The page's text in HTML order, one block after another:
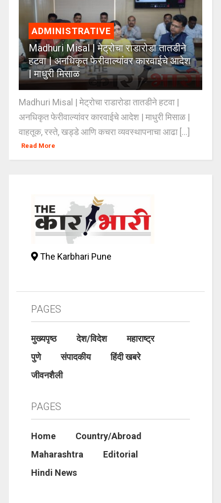
ADMINISTRATIVE
Madhuri Misal | मेट्रोचा राडारोडा तातडीने
हटवा | अनधिकृत फेरीवाल्यांवर कारवाईचे आदेश
| माधुरी मिसाळ
Madhuri Misal | मेट्रोचा राडारोडा तातडीने हटवा |
अनधिकृत फेरीवाल्यांवर कारवाईचे आदेश | माधुरी मिसाळ |
वाहतूक, रस्ते, खड्डे आणि कचरा व्यवस्थापनाचा आढा [...]
Read More
The Karbhari Pune
PAGES
मुख्यपृष्ठ देश/विदेश
महाराष्ट्र
पुणे
संपादकीय
हिंदी खबरे
जीवनशैली
PAGES
Home
Country/Abroad
Maharashtra
Editorial
Hindi News